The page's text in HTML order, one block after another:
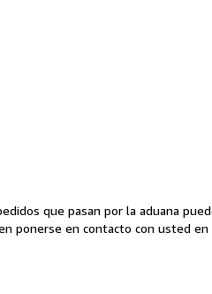
que pasan por la aduana
ponerse en contacto con usted en